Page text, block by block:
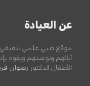
عن العيادة
موقع طبي علمي تثقيفي
آبائهم وتوعيتهم ويقوم
الأطفال الدكتور رضوان